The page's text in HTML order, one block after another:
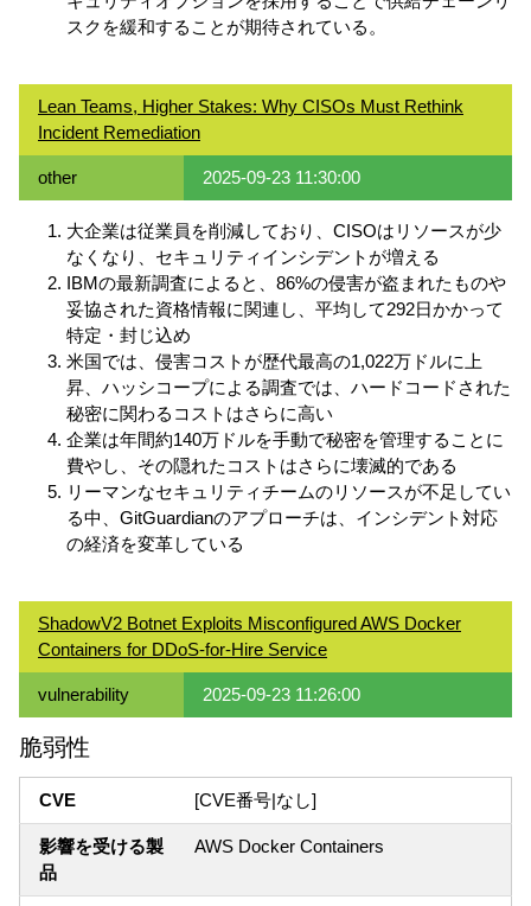
スクを緩和することが期待されている。
Lean Teams, Higher Stakes: Why CISOs Must Rethink
Incident Remediation
other 2025-09-23 11:30:00
大企業は従業員を削減しており、CISOはリソースが少
なくなり、セキュリティインシデントが増える
IBMの最新調査によると、86%の侵害が盗まれたものや
妥協された資格情報に関連し、平均して292日かかって
特定・封じ込め
米国では、侵害コストが歴代最高の1,022万ドルに上
昇、ハッシコープによる調査では、ハードコードされた
秘密に関わるコストはさらに高い
企業は年間約140万ドルを手動で秘密を管理することに
費やし、その隠れたコストはさらに壊滅的である
リーマンなセキュリティチームのリソースが不足してい
る中、GitGuardianのアプローチは、インシデント対応
の経済を変革している
ShadowV2 Botnet Exploits Misconfigured AWS Docker
Containers for DDoS-for-Hire Service
vulnerability 2025-09-23 11:26:00
脆弱性
CVE [CVE番号|なし]
影響を受ける製
品
AWS Docker Containers